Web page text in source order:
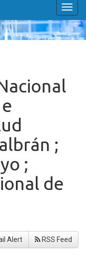
;
;
de
Alert RSS Feed